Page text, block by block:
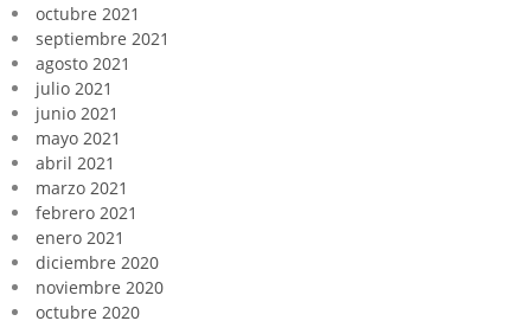
octubre 2021
septiembre 2021
agosto 2021
julio 2021
junio 2021
mayo 2021
abril 2021
marzo 2021
febrero 2021
enero 2021
diciembre 2020
noviembre 2020
octubre 2020